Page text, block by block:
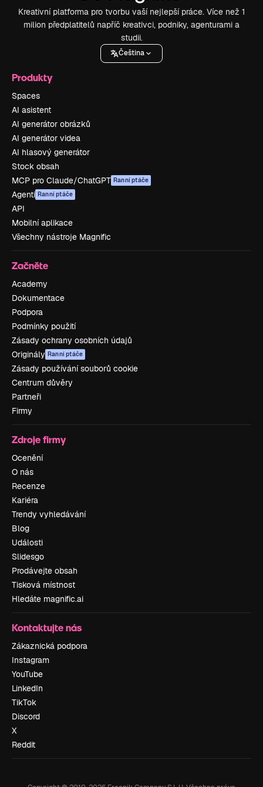
Kreativní platforma pro tvorbu vaší nejlepší práce. Více než 1
milion předplatitelů napříč kreativci, podniky, agenturami a
studii.
Čeština
Produkty
Spaces
AI asistent
AI generátor obrázků
AI generátor videa
AI hlasový generátor
Stock obsah
MCP pro Claude/ChatGPT Ranní ptáče
Agenti Ranní ptáče
API
Mobilní aplikace
Všechny nástroje Magnific
Začněte
Academy
Dokumentace
Podpora
Podmínky použití
Zásady ochrany osobních údajů
Originály Ranní ptáče
Zásady používání souborů cookie
Centrum důvěry
Partneři
Firmy
Zdroje firmy
Ocenění
O nás
Recenze
Kariéra
Trendy vyhledávání
Blog
Události
Slidesgo
Prodávejte obsah
Tisková místnost
Hledáte magnific.ai
Kontaktujte nás
Zákaznická podpora
Instagram
YouTube
LinkedIn
TikTok
Discord
X
Reddit